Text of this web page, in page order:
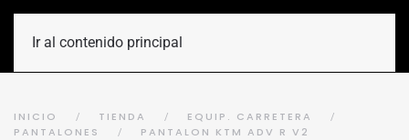
Ir al contenido principal
INICIO TIENDA
EQUIP. CARRETERA
PANTALONES
PANTALON KTM ADV R V2